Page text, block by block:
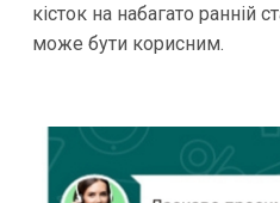
кісток на набагато ранній
може бути корисним.